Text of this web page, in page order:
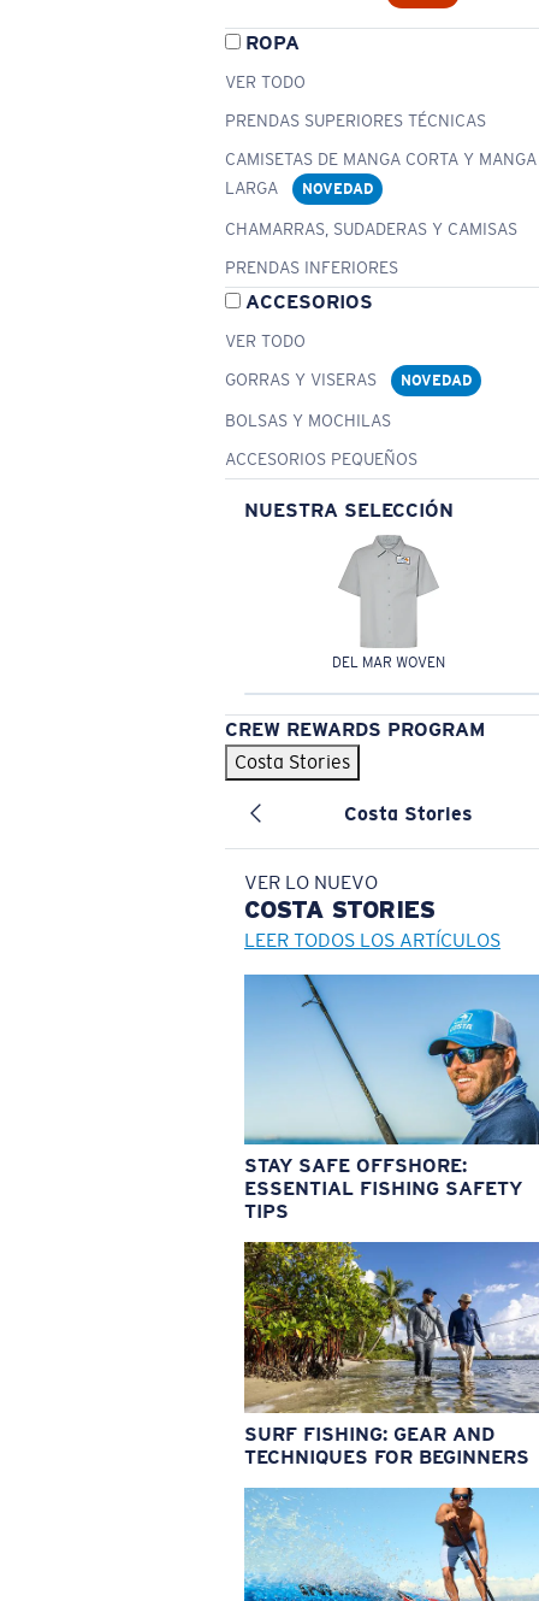
ROPA
VER TODO
PRENDAS SUPERIORES TÉCNICAS
CAMISETAS DE MANGA CORTA Y MANGA
LARGA
NOVEDAD
CHAMARRAS, SUDADERAS Y CAMISAS
PRENDAS INFERIORES
ACCESORIOS
VER TODO
GORRAS Y VISERAS
NOVEDAD
BOLSAS Y MOCHILAS
ACCESORIOS PEQUEÑOS
NUESTRA SELECCIÓN
DEL MAR WOVEN
CREW REWARDS PROGRAM
Costa Stories
Costa Stories
VER LO NUEVO
COSTA STORIES
LEER TODOS LOS ARTÍCULOS
STAY SAFE OFFSHORE:
ESSENTIAL FISHING SAFETY
TIPS
SURF FISHING: GEAR AND
TECHNIQUES FOR BEGINNERS